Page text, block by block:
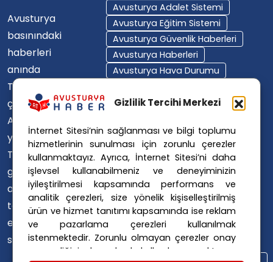
Gizlilik Tercihi Merkezi
İnternet Sitesi’nin sağlanması ve bilgi toplumu
hizmetlerinin sunulması için zorunlu çerezler
kullanmaktayız. Ayrıca, İnternet Sitesi’ni daha
işlevsel kullanabilmeniz ve deneyiminizin
iyileştirilmesi kapsamında performans ve
analitik çerezleri, size yönelik kişiselleştirilmiş
ürün ve hizmet tanıtımı kapsamında ise reklam
ve pazarlama çerezleri kullanılmak
istenmektedir. Zorunlu olmayan çerezler onay
vermediğiniz durumlarda kullanılmayacaktır.
Avusturya
basınındaki
haberleri
anında
Türkçe'ye
çevirerek,
Avusturya'da
yaşayan
Türklerin ülke
gündemini
ana dillerinde
takip
etmelerini
sağlıyoruz.
Avusturya Adalet Sistemi
Avusturya Eğitim Sistemi
Avusturya Güvenlik Haberleri
Avusturya Haberleri
Avusturya Hava Durumu
Avusturya Polisi
Avusturya Polis Soruşturması
Avusturya Sağlık Sistemi
Avusturya Siyaseti
Avusturya Suç Haberleri
Avusturya Trafik Haberleri
Donald Trump
FPÖ
Graz Okul Saldırısı
Internet Dolandırıcılığı